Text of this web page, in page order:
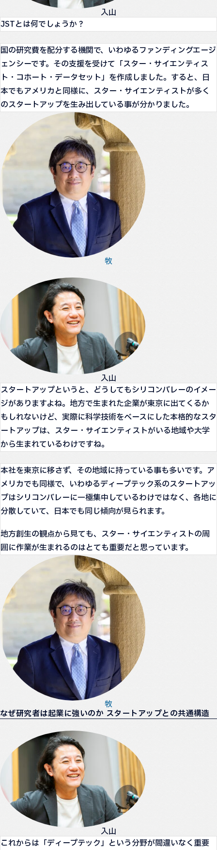
入山
JSTとは何でしょうか？
国の研究費を配分する機関で、いわゆるファンディングエージ
ェンシーです。その支援を受けて「スター・サイエンティス
ト・コホート・データセット」を作成しました。すると、日
本でもアメリカと同様に、スター・サイエンティストが多く
のスタートアップを生み出している事が分かりました。
牧
入山
スタートアップというと、どうしてもシリコンバレーのイメー
ジがありますよね。地方で生まれた企業が東京に出てくるか
もしれないけど、実際に科学技術をベースにした本格的なスタ
ートアップは、スター・サイエンティストがいる地域や大学
から生まれているわけですね。
本社を東京に移さず、その地域に持っている事も多いです。ア
メリカでも同様で、いわゆるディープテック系のスタートアッ
プはシリコンバレーに一極集中しているわけではなく、各地に
分散していて、日本でも同じ傾向が見られます。
地方創生の観点から見ても、スター・サイエンティストの周
囲に作業が生まれるのはとても重要だと思っています。
牧
なぜ研究者は起業に強いのか スタートアップとの共通構造
入山
これからは「ディープテック」という分野が間違いなく重要